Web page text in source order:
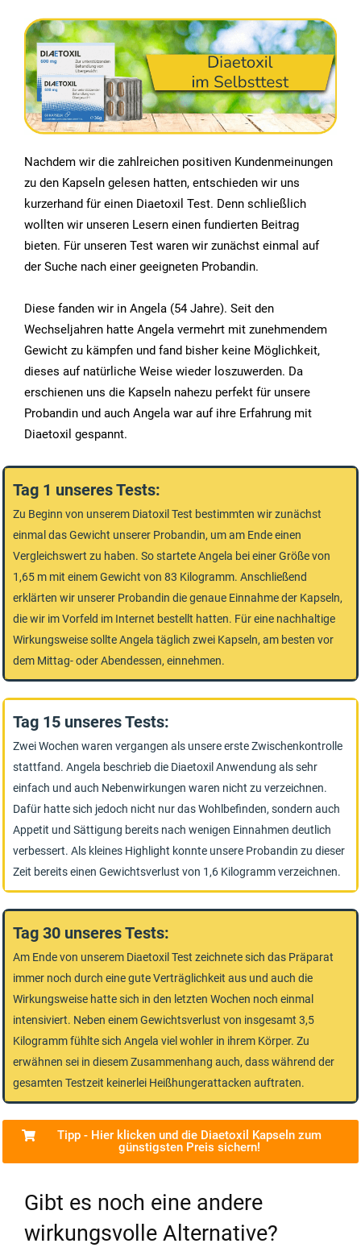
Nachdem wir die zahlreichen positiven Kundenmeinungen
zu den Kapseln gelesen hatten, entschieden wir uns
kurzerhand für einen Diaetoxil Test. Denn schließlich
wollten wir unseren Lesern einen fundierten Beitrag
bieten. Für unseren Test waren wir zunächst einmal auf
der Suche nach einer geeigneten Probandin.
Diese fanden wir in Angela (54 Jahre). Seit den
Wechseljahren hatte Angela vermehrt mit zunehmendem
Gewicht zu kämpfen und fand bisher keine Möglichkeit,
dieses auf natürliche Weise wieder loszuwerden. Da
erschienen uns die Kapseln nahezu perfekt für unsere
Probandin und auch Angela war auf ihre Erfahrung mit
Diaetoxil gespannt.
Tag 1 unseres Tests:
Zu Beginn von unserem Diatoxil Test bestimmten wir zunächst
einmal das Gewicht unserer Probandin, um am Ende einen
Vergleichswert zu haben. So startete Angela bei einer Größe von
1,65 m mit einem Gewicht von 83 Kilogramm. Anschließend
erklärten wir unserer Probandin die genaue Einnahme der Kapseln,
die wir im Vorfeld im Internet bestellt hatten. Für eine nachhaltige
Wirkungsweise sollte Angela täglich zwei Kapseln, am besten vor
dem Mittag- oder Abendessen, einnehmen.
Tag 15 unseres Tests:
Zwei Wochen waren vergangen als unsere erste Zwischenkontrolle
stattfand. Angela beschrieb die Diaetoxil Anwendung als sehr
einfach und auch Nebenwirkungen waren nicht zu verzeichnen.
Dafür hatte sich jedoch nicht nur das Wohlbefinden, sondern auch
Appetit und Sättigung bereits nach wenigen Einnahmen deutlich
verbessert. Als kleines Highlight konnte unsere Probandin zu dieser
Zeit bereits einen Gewichtsverlust von 1,6 Kilogramm verzeichnen.
Tag 30 unseres Tests:
Am Ende von unserem Diaetoxil Test zeichnete sich das Präparat
immer noch durch eine gute Verträglichkeit aus und auch die
Wirkungsweise hatte sich in den letzten Wochen noch einmal
intensiviert. Neben einem Gewichtsverlust von insgesamt 3,5
Kilogramm fühlte sich Angela viel wohler in ihrem Körper. Zu
erwähnen sei in diesem Zusammenhang auch, dass während der
gesamten Testzeit keinerlei Heißhungerattacken auftraten.
Tipp - Hier klicken und die Diaetoxil Kapseln zum
günstigsten Preis sichern!
Gibt es noch eine andere
wirkungsvolle Alternative?